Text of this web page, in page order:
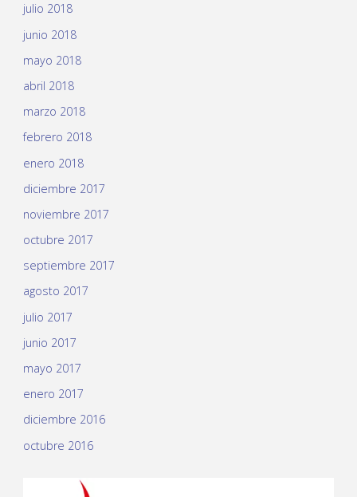
julio 2018
junio 2018
mayo 2018
abril 2018
marzo 2018
febrero 2018
enero 2018
diciembre 2017
noviembre 2017
octubre 2017
septiembre 2017
agosto 2017
julio 2017
junio 2017
mayo 2017
enero 2017
diciembre 2016
octubre 2016